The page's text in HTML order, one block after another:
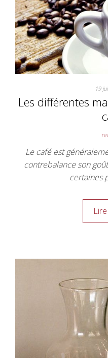
19
Les différentes
Le café est
contrebalance son
certaines